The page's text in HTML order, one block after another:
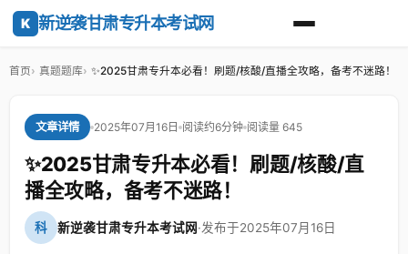
K 新逆袭甘肃专升本考试网
首页 真题题库 ✨2025甘肃专升本必看！刷题/核酸/直播全攻略，备考不迷路！
文章详情 2025年07月16日 阅读约6分钟 阅读量 645
✨2025甘肃专升本必看！刷题/核酸/直
播全攻略，备考不迷路！
科 新逆袭甘肃专升本考试网·发布于2025年07月16日